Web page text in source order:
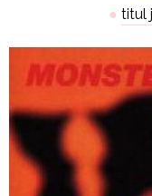
● titul